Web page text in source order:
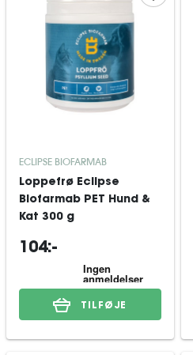
ECLIPSE BIOFARMAB
Loppefrø Eclipse
Biofarmab PET Hund &
Kat 300 g
104:-
TILFØJE